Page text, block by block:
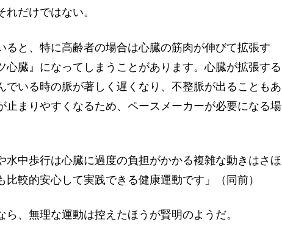
だけではない。
ると、特に高齢者の場合は心臓の筋肉が伸びて拡張す
心臓』になってしまうことがあります。心臓が拡張する
でいる時の脈が著しく遅くなり、不整脈が出ることもあ
止まりやすくなるため、ペースメーカーが必要になる場
中歩行は心臓に過度の負担がかかる複雑な動きはさほ
比較的安心して実践できる健康運動です」（同前）
、無理な運動は控えたほうが賢明のようだ。